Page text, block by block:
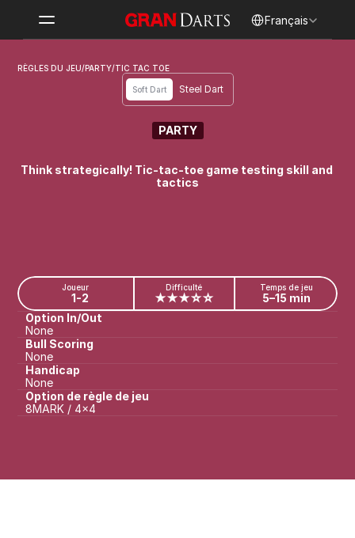
Français
Soft Dart Steel Dart
RÈGLES DU JEU/PARTY/TIC TAC TOE
PARTY
Think strategically! Tic-tac-toe game testing skill and
tactics
Joueur
1-2
Difficulté
★★★☆☆
Temps de jeu
5–15 min
Option In/Out
None
Bull Scoring
None
Handicap
None
Option de règle de jeu
8MARK / 4x4